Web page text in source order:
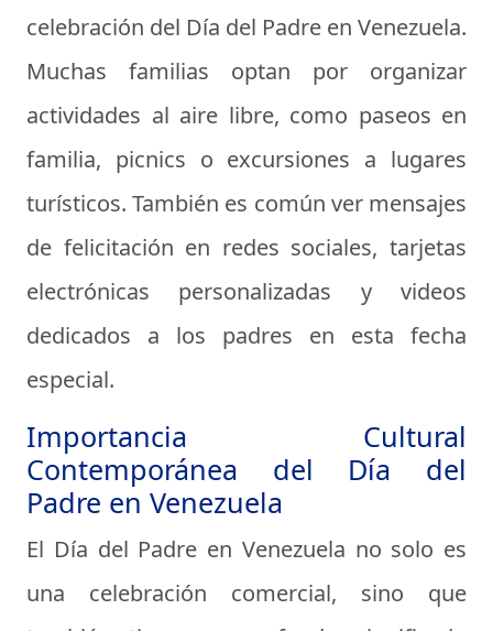
celebración del Día del Padre en Venezuela.
Muchas familias optan por organizar
actividades al aire libre, como paseos en
familia, picnics o excursiones a lugares
turísticos. También es común ver mensajes
de felicitación en redes sociales, tarjetas
electrónicas personalizadas y videos
dedicados a los padres en esta fecha
especial.
Importancia Cultural
Contemporánea del Día del
Padre en Venezuela
El Día del Padre en Venezuela no solo es
una celebración comercial, sino que